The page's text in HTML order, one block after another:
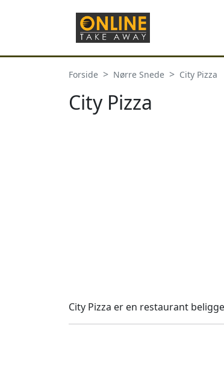
Forside Nørre Snede City Pizza
City Pizza
City Pizza er en restaurant